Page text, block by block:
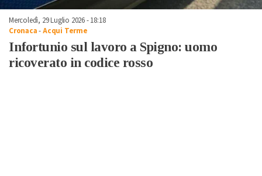
Mercoledì, 29 Luglio 2026 - 18:18
Cronaca-Acqui Terme
Infortunio sul lavoro a Spigno: uomo
ricoverato in codice rosso